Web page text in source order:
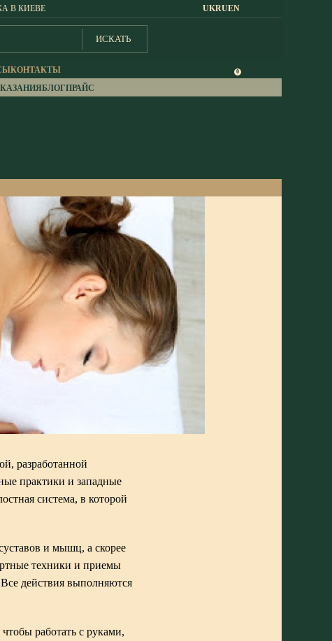
В КИЕВЕ UKRUEN
ИСКАТЬ
0
КОНТАКТЫ
БЛОГПРАЙС
разработанной
практики и западные
система, в которой
и мышц, а скорее
техники и приемы
действия выполняются
работать с руками,